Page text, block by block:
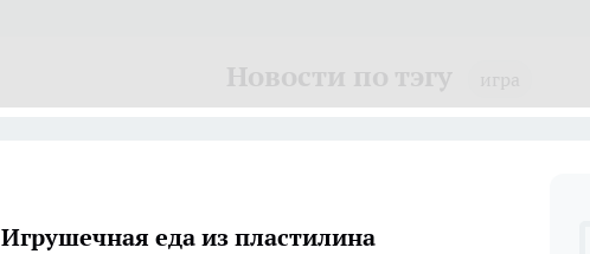
Игрушечная еда из пластилина